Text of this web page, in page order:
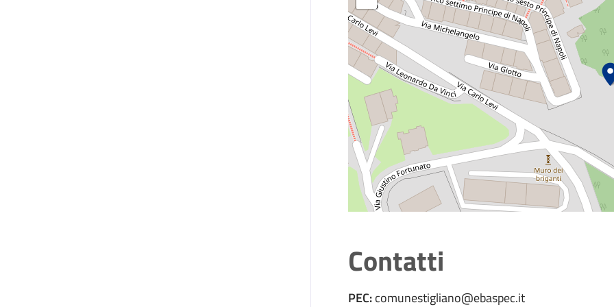
TARI - Tassa rifiuti
Contatti
PEC:comunestigliano@ebaspec.it